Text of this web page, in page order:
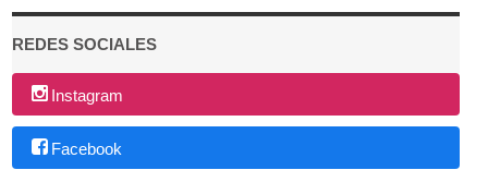
REDES SOCIALES
Instagram
Facebook